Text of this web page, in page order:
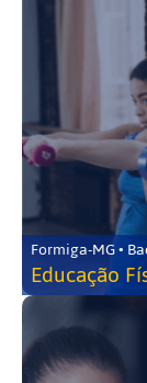
Formiga-MG •
Educação